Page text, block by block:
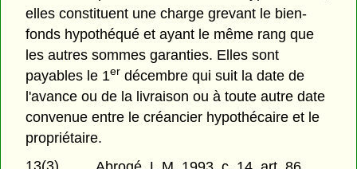
elles constituent une charge grevant le bien-
fonds hypothéqué et ayant le même rang que
les autres sommes garanties. Elles sont
payables le 1er décembre qui suit la date de
l'avance ou de la livraison ou à toute autre date
convenue entre le créancier hypothécaire et le
propriétaire.
13(3)